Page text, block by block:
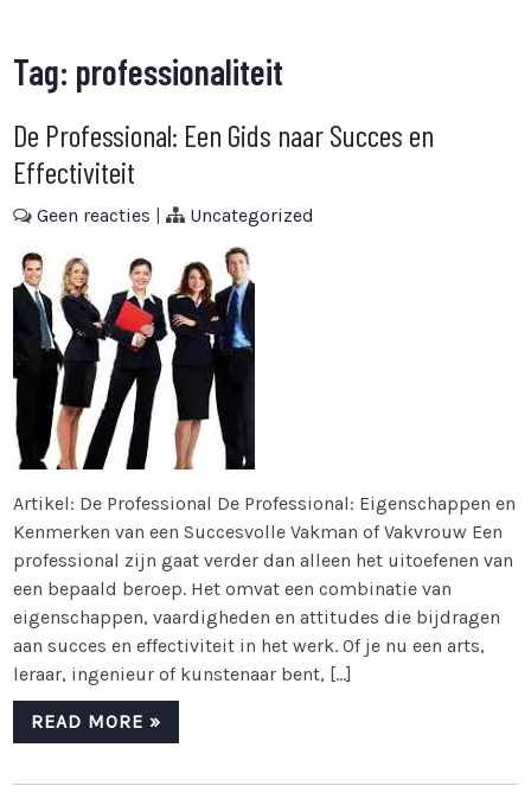
Tag: professionaliteit
De Professional: Een Gids naar Succes en
Effectiviteit
Geen reacties | Uncategorized
Artikel: De Professional De Professional: Eigenschappen en
Kenmerken van een Succesvolle Vakman of Vakvrouw Een
professional zijn gaat verder dan alleen het uitoefenen van
een bepaald beroep. Het omvat een combinatie van
eigenschappen, vaardigheden en attitudes die bijdragen
aan succes en effectiviteit in het werk. Of je nu een arts,
leraar, ingenieur of kunstenaar bent, […]
READ MORE »